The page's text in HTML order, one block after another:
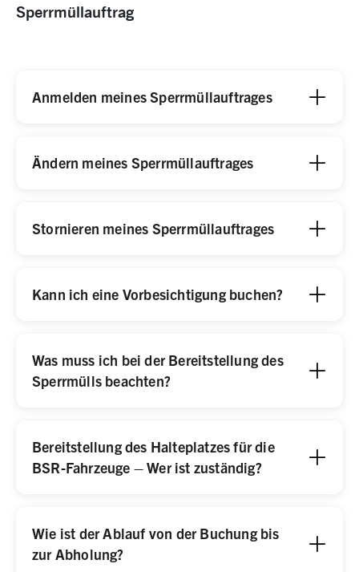
Sperrmüllauftrag
Anmelden ​meines Sperrmüllauftrages
Ändern meines Sperrmüllauftrages
Stornieren meines Sperrmüllauftrages
Kann ich eine Vorbesichtigung buchen?
Was muss ich bei der Bereitstellung des
Sperrmülls beachten?
Bereitstellung des Halteplatzes für die
BSR-Fahrzeuge – Wer ist zuständig?
Wie ist der Ablauf von der Buchung bis
zur Abholung?